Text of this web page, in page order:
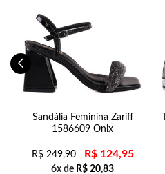
Sandália Feminina Zariff
1586609 Onix
R$249,90 R$124,95
6x de R$ 20,83